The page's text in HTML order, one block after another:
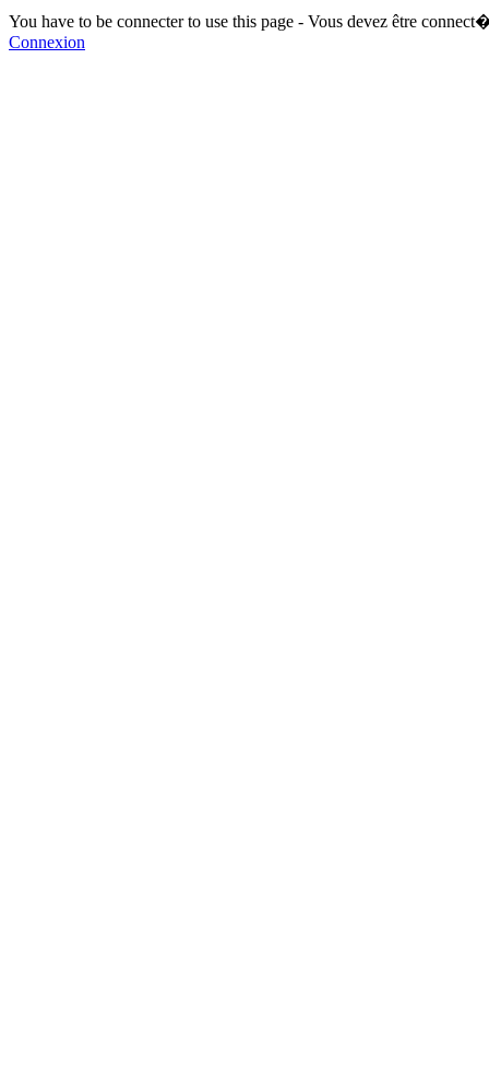
You have to be connecter to use this page - Vous devez être
Connexion